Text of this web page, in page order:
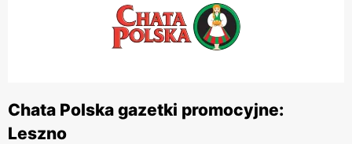
Chata Polska gazetki promocyjne:
Leszno